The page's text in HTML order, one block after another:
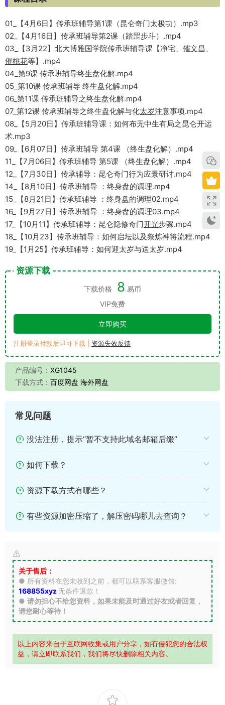
01_【4月6日】传承班辅导第1课（昆仑奇门太极功）.mp3
02_【4月16日】传承班辅导第2课（踏罡步斗）.mp4
03_【3月22】北大博雅国学院传承班辅导课【净宅、 催文昌
催桃花等】.mp4
04_第9课 传承班辅导终生盘化解.mp4
05_第10课 传承班辅导 终生盘化解.mp4
06_第11课 传承班辅导之终生盘化解.mp4
07_第12课 传承班辅导之终生盘化解与化太岁注意事项.mp4
08_【5月20日】传承班辅导课：如何布无中生有局之昆仑开运
术.mp3
09_【6月07日】传承班辅导 第4课 （终生盘化解）.mp4
11_【7月06日】传承班辅导 第5课 （终生盘化解）.mp4
12_【7月30日】传承辅导：昆仑奇门行为应景研讨.mp4
14_【8月10日】传承班辅导 ：终身盘的调理.mp4
15_【8月21日】传承班辅导 ：终身盘的调理02.mp4
16_【9月27日】传承班辅导 ：终身盘的调理03.mp4
17_【10月11】传承班辅导：昆仑隐修奇门开光步骤.mp4
18_【10月23】传承班辅导：如何启坛以及祭炼神将流程.mp4
19_【1月25】传承班辅导：如何迎太岁与送太岁.mp4
资源下载
下载价格 8 易币
VIP免费
立即购买
注册登录付款后即可下载 | 资源失效反馈
产品编号： XG1045
下载方式： 百度网盘 海外网盘
常见问题
没法注册，提示“暂不支持此域名邮箱后缀”
如何下载？
资源下载方式有哪些？
有些资源加密压缩了，解压密码哪儿去查询？
关于售后：
● 所有资料在您未收到之前，都可以联系客服微信:
168855xyz 无条件退款！
● 请勿担心不给您资料，如果未能及时通过好友或者回复，
请您耐心等待！
以上内容来自于互联网收集或用户分享，如有侵犯您的合法权
益，请立即联系我们，我们将尽快删除相关内容。